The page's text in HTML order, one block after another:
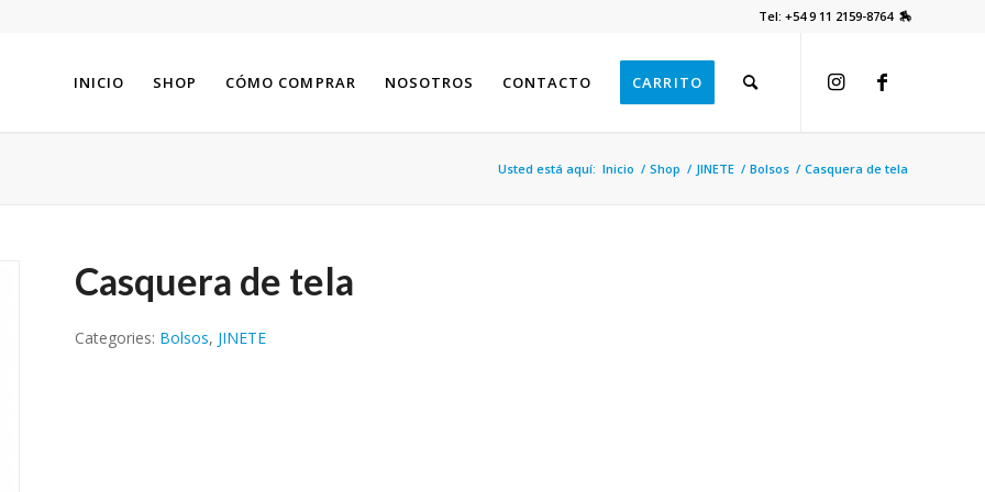
Tel: +54 9 11 2159-8764 🏇
INICIO SHOP CÓMO COMPRAR NOSOTROS CONTACTO CARRITO
Usted está aquí: Inicio / Shop / JINETE / Bolsos / Casquera de tela
Casquera de tela
Categories: Bolsos, JINETE